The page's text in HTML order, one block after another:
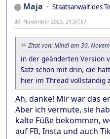
Maja Staatsanwalt des
30. November 2023, 21:37:57
Zitat von: Mindi am 30.
in der geänderten Version
Satz schon mit drin, die
hier im Thread vollständig
Ah, danke! Mir war das
Aber ich vermute, sie
kalte Füße bekommen,
auf FB, Insta und auch